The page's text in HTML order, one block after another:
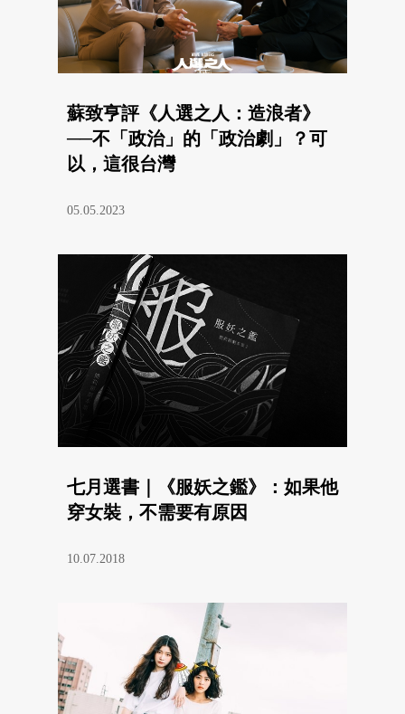
蘇致亨評《人選之人：造浪者》
──不「政治」的「政治劇」？可
以，這很台灣
05.05.2023
七月選書｜《服妖之鑑》：如果他
穿女裝，不需要有原因
10.07.2018